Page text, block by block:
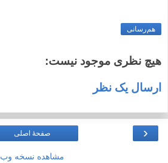
هم‌رسانی
هیچ نظری موجود نیست:
ارسال یک نظر
‹ صفحهٔ اصلی
مشاهده نسخه وب